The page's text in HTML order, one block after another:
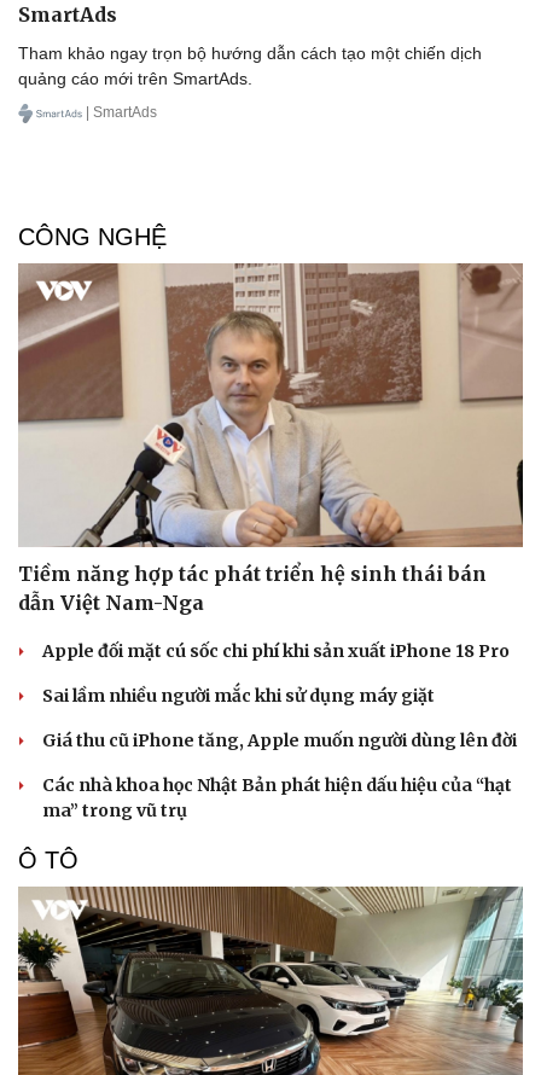
Doanh nghiệp
Thông tin doanh nghiệp
Doanh nghiệp 24h
Doanh nhân
Vì cộng đồng
Công nghệ
Sành điệu
Tin Công nghệ
Trải nghiệm
Chuyển đổi số
SmartAds
Tham khảo ngay trọn bộ hướng dẫn cách tạo một chiến dịch
quảng cáo mới trên SmartAds.
| SmartAds
CÔNG NGHỆ
Tiềm năng hợp tác phát triển hệ sinh thái bán
dẫn Việt Nam-Nga
Apple đối mặt cú sốc chi phí khi sản xuất iPhone 18 Pro
Sai lầm nhiều người mắc khi sử dụng máy giặt
Giá thu cũ iPhone tăng, Apple muốn người dùng lên đời
Các nhà khoa học Nhật Bản phát hiện dấu hiệu của “hạt
ma” trong vũ trụ
Ô TÔ